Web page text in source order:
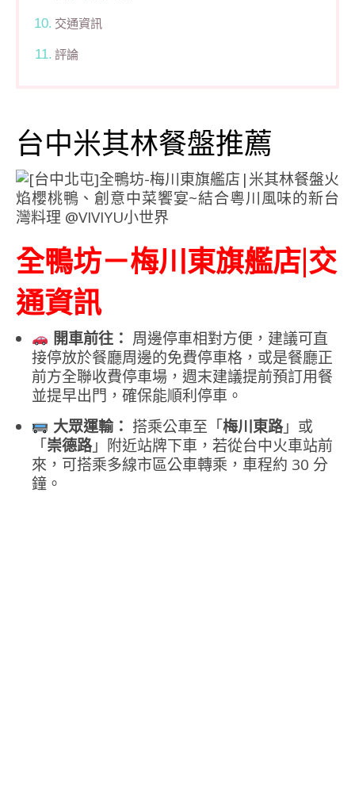
交通資訊
評論
台中米其林餐盤推薦
全鴨坊－梅川東旗艦店|交
通資訊
開車前往： 周邊停車相對方便，建議可直
接停放於餐廳周邊的免費停車格，或是餐廳正
前方全聯收費停車場，週末建議提前預訂用餐
並提早出門，確保能順利停車。
大眾運輸： 搭乘公車至「梅川東路」或
「崇德路」附近站牌下車，若從台中火車站前
來，可搭乘多線市區公車轉乘，車程約 30 分
鐘。